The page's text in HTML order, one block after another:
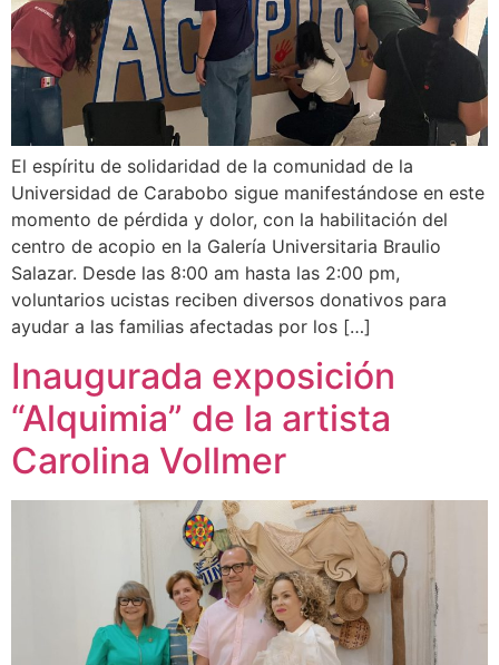
El espíritu de solidaridad de la comunidad de la
Universidad de Carabobo sigue manifestándose en este
momento de pérdida y dolor, con la habilitación del
centro de acopio en la Galería Universitaria Braulio
Salazar. Desde las 8:00 am hasta las 2:00 pm,
voluntarios ucistas reciben diversos donativos para
ayudar a las familias afectadas por los […]
Inaugurada exposición
“Alquimia” de la artista
Carolina Vollmer